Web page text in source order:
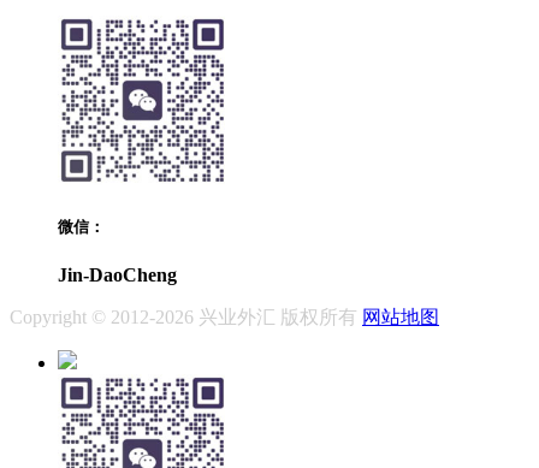
微信：
Jin-DaoCheng
Copyright © 2012-2026 兴业外汇 版权所有 网站地图